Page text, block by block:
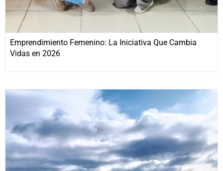
Emprendimiento Femenino: La Iniciativa Que Cambia
Vidas en 2026